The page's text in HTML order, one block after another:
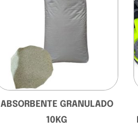
ABSORBENTE GRANULADO
10KG